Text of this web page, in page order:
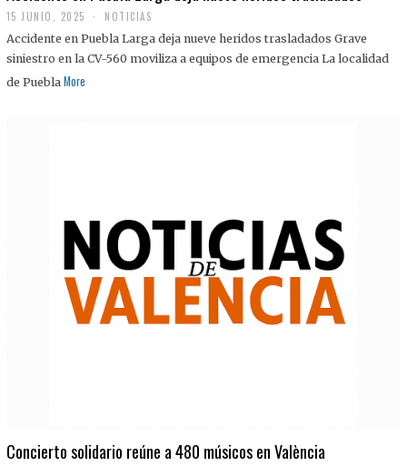
15 JUNIO, 2025 NOTICIAS
Accidente en Puebla Larga deja nueve heridos trasladados Grave
siniestro en la CV-560 moviliza a equipos de emergencia La localidad
de Puebla More
Concierto solidario reúne a 480 músicos en València